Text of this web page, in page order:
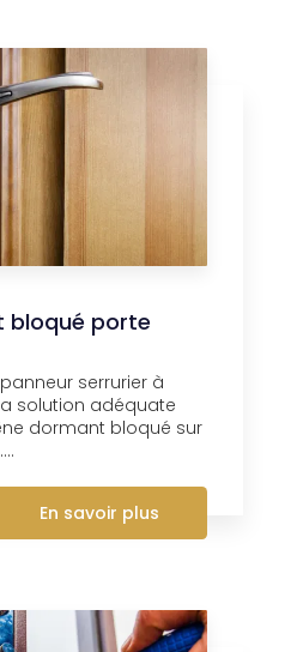
bloqué porte
serrurier à
solution adéquate
dormant bloqué sur
En savoir plus